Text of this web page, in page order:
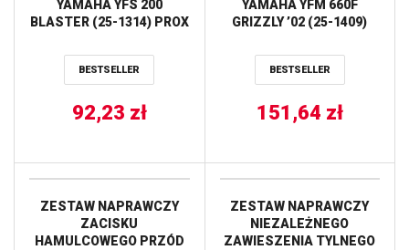
YAMAHA YFS 200
BLASTER (25-1314) PROX
BESTSELLER
92,23 zł
YAMAHA YFM 660F
GRIZZLY ’02 (25-1409)
BESTSELLER
151,64 zł
ZESTAW NAPRAWCZY
ZACISKU
HAMULCOWEGO PRZÓD
ZESTAW NAPRAWCZY
NIEZALEŻNEGO
ZAWIESZENIA TYLNEGO